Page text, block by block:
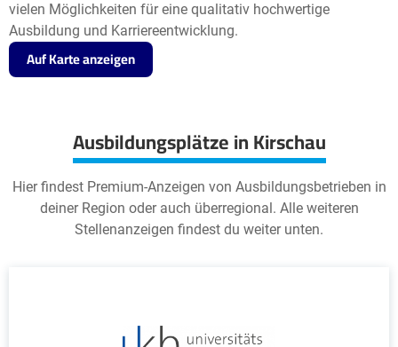
vielen Möglichkeiten für eine qualitativ hochwertige
Ausbildung und Karriereentwicklung.
Auf Karte anzeigen
Ausbildungsplätze in Kirschau
Hier findest Premium-Anzeigen von Ausbildungsbetrieben in
deiner Region oder auch überregional. Alle weiteren
Stellenanzeigen findest du weiter unten.